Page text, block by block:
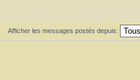
Afficher les messages postés depuis: